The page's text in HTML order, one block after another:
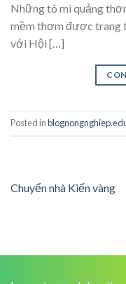
Những tô mì quảng
mềm thơm được trang
với Hội […]
Posted in
Chuyển nhà Kiến vàng